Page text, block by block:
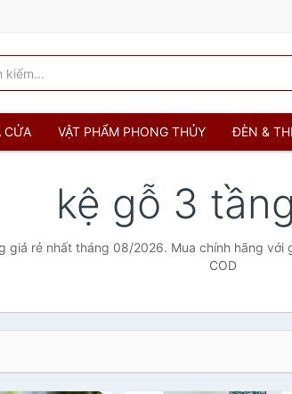
CỬA VẬT PHẨM PHONG THỦY ĐÈN &
kệ gỗ 3 tầng
giá rẻ nhất tháng 08/2026. Mua chính hãng với
COD